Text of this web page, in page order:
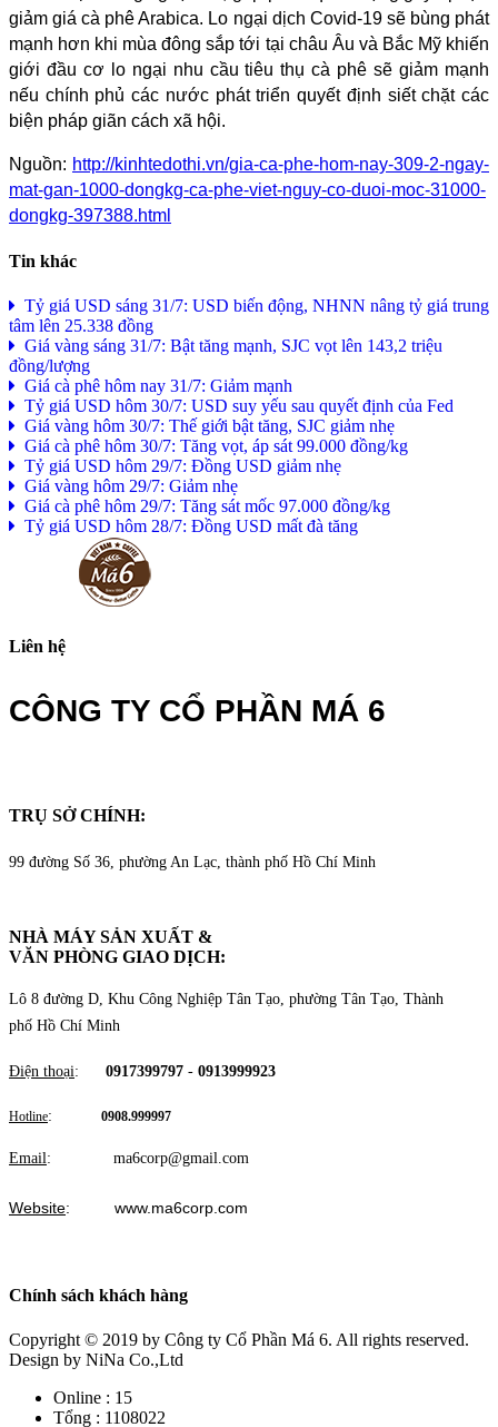
giảm giá cà phê Arabica. Lo ngại dịch Covid-19 sẽ bùng phát
mạnh hơn khi mùa đông sắp tới tại châu Âu và Bắc Mỹ khiến
giới đầu cơ lo ngại nhu cầu tiêu thụ cà phê sẽ giảm mạnh
nếu chính phủ các nước phát triển quyết định siết chặt các
biện pháp giãn cách xã hội.
Nguồn: http://kinhtedothi.vn/gia-ca-phe-hom-nay-309-2-ngay-
mat-gan-1000-dongkg-ca-phe-viet-nguy-co-duoi-moc-31000-
dongkg-397388.html
Tin khác
Tỷ giá USD sáng 31/7: USD biến động, NHNN nâng tỷ giá trung
tâm lên 25.338 đồng
Giá vàng sáng 31/7: Bật tăng mạnh, SJC vọt lên 143,2 triệu
đồng/lượng
Giá cà phê hôm nay 31/7: Giảm mạnh
Tỷ giá USD hôm 30/7: USD suy yếu sau quyết định của Fed
Giá vàng hôm 30/7: Thế giới bật tăng, SJC giảm nhẹ
Giá cà phê hôm 30/7: Tăng vọt, áp sát 99.000 đồng/kg
Tỷ giá USD hôm 29/7: Đồng USD giảm nhẹ
Giá vàng hôm 29/7: Giảm nhẹ
Giá cà phê hôm 29/7: Tăng sát mốc 97.000 đồng/kg
Tỷ giá USD hôm 28/7: Đồng USD mất đà tăng
Liên hệ
CÔNG TY CỔ PHẦN MÁ 6
TRỤ SỞ CHÍNH:
99 đường Số 36, phường An Lạc, thành phố Hồ Chí Minh
NHÀ MÁY SẢN XUẤT &
VĂN PHÒNG GIAO DỊCH:
Lô 8 đường D, Khu Công Nghiệp Tân Tạo, phường Tân Tạo, Thành
phố Hồ Chí Minh
Điện thoại: 0917399797 - 0913999923
Hotline: 0908.999997
Email: ma6corp@gmail.com
Website: www.ma6corp.com
Chính sách khách hàng
Copyright © 2019 by Công ty Cổ Phần Má 6. All rights reserved.
Design by NiNa Co.,Ltd
Online : 15
Tổng : 1108022